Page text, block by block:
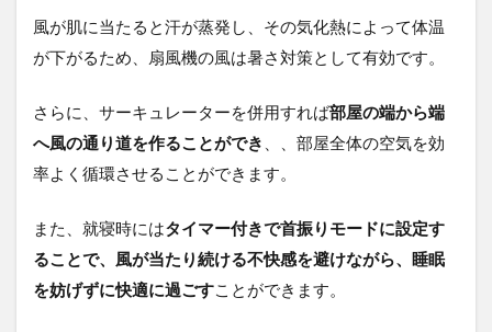
風が肌に当たると汗が蒸発し、その気化熱によって体温
が下がるため、扇風機の風は暑さ対策として有効です。
さらに、サーキュレーターを併用すれば部屋の端から端
へ風の通り道を作ることができ
、、部屋全体の空気を効
率よく循環させることができます。
また、就寝時にはタイマー付きで首振りモードに設定す
ることで、風が当たり続ける不快感を避けながら、睡眠
を妨げずに快適に過ごすことができます。